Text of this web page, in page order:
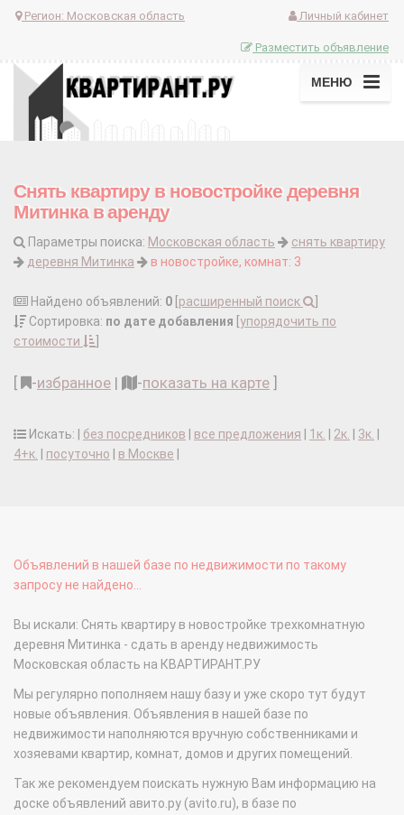
Регион: Московская область Личный кабинет
Разместить объявление
МЕНЮ
Снять квартиру в новостройке деревня
Митинка в аренду
Параметры поиска: Московская область
снять квартиру
деревня Митинка
в новостройке, комнат: 3
Найдено объявлений: 0 расширенный поиск
Сортировка: по дате добавления упорядочить по
стоимости
-избранное | -показать на карте
Искать: | без посредников все предложения 1к. 2к. 3к.
4+к.
посуточно в Москве
Объявлений в нашей базе по недвижимости по такому
запросу не найдено...
Вы искали: Снять квартиру в новостройке трехкомнатную
деревня Митинка - сдать в аренду недвижимость
Московская область на КВАРТИРАНТ.РУ
Мы регулярно пополняем нашу базу и уже скоро тут будут
новые объявления. Объявления в нашей базе по
недвижимости наполняются вручную собственниками и
хозяевами квартир, комнат, домов и других помещений.
Так же рекомендуем поискать нужную Вам информацию на
доске объявлений авито.ру (avito.ru), в базе по